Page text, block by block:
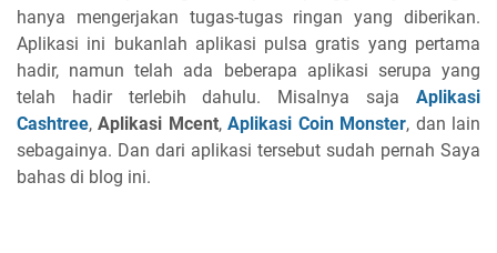
hanya mengerjakan tugas-tugas ringan yang diberikan.
Aplikasi ini bukanlah aplikasi pulsa gratis yang pertama
hadir, namun telah ada beberapa aplikasi serupa yang
telah hadir terlebih dahulu. Misalnya saja Aplikasi
Cashtree,Aplikasi Mcent,Aplikasi Coin Monster, dan lain
sebagainya. Dan dari aplikasi tersebut sudah pernah Saya
bahas di blog ini.